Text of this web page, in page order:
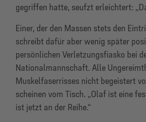
gegriffen hatte, seufzt erleichtert:
Einer, der den Massen stets den
schreibt dafür aber wenig später
persönlichen Verletzungsfiasko bei
Nationalmannschaft. Alle
Muskelfaserrisses nicht begeistert
scheinen vom Tisch. „Olaf ist eine
ist jetzt an der Reihe.“